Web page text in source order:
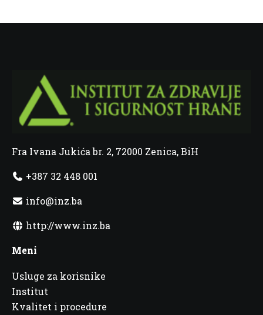
Fra Ivana Jukića br. 2, 72000 Zenica, BiH
+387 32 448 001
info@inz.ba
http://www.inz.ba
Meni
Usluge za korisnike
Institut
Kvalitet i procedure